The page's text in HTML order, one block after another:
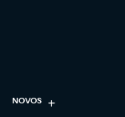
NOVOS